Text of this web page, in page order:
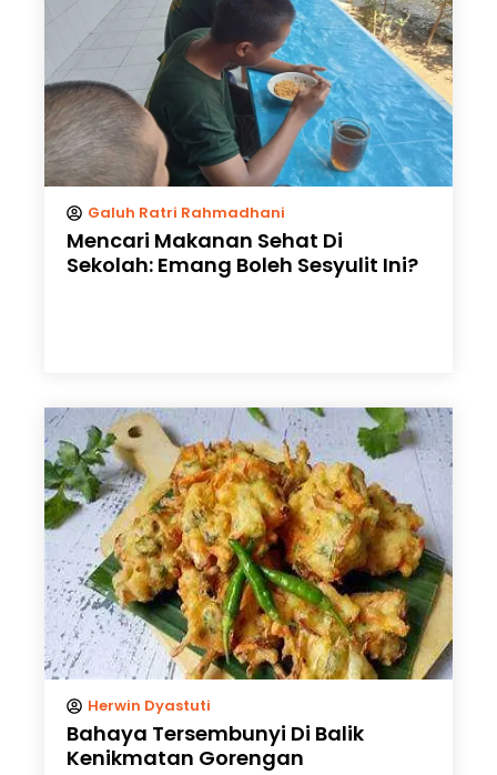
Galuh Ratri Rahmadhani
Mencari Makanan Sehat Di
Sekolah: Emang Boleh Sesyulit Ini?
Herwin Dyastuti
Bahaya Tersembunyi Di Balik
Kenikmatan Gorengan